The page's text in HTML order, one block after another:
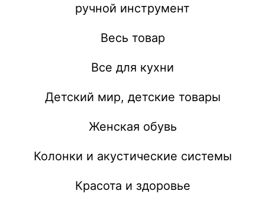
ручной инструмент
Весь товар
Все для кухни
Детский мир, детские товары
Женская обувь
Колонки и акустические системы
Красота и здоровье